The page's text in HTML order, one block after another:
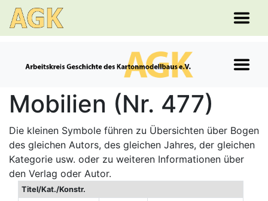
Mobilien (Nr. 477)
Die kleinen Symbole führen zu Übersichten über Bogen
des gleichen Autors, des gleichen Jahres, der gleichen
Kategorie usw. oder zu weiteren Informationen über
den Verlag oder Autor.
Titel/Kat./Konstr.